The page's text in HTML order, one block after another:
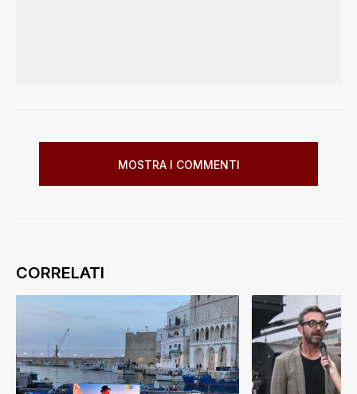
MOSTRA I COMMENTI